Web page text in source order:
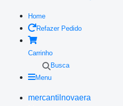
Home
Refazer Pedido
Carrinho
Busca
Menu
mercantilnovaera